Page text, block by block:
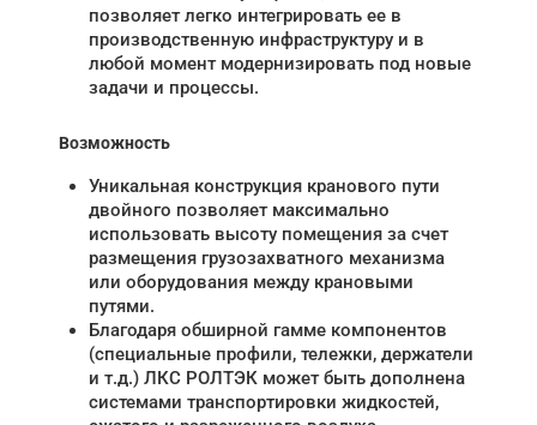
позволяет легко интегрировать ее в
производственную инфраструктуру и в
любой момент модернизировать под новые
задачи и процессы.
Возможность
Уникальная конструкция кранового пути
двойного позволяет максимально
использовать высоту помещения за счет
размещения грузозахватного механизма
или оборудования между крановыми
путями.
Благодаря обширной гамме компонентов
(специальные профили, тележки, держатели
и т.д.) ЛКС РОЛТЭК может быть дополнена
системами транспортировки жидкостей,